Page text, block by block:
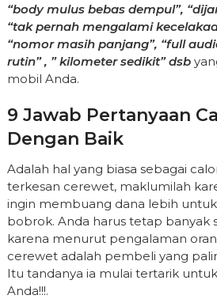
“body mulus bebas dempul”,
“tak pernah mengalami
“nomor masih panjang”, “full
rutin” , ” kilometer sedikit” dsb
mobil Anda.
9 Jawab Pertanyaan
Dengan Baik
Adalah hal yang biasa sebagai
terkesan cerewet, maklumilah
ingin membuang dana lebih
bobrok. Anda harus tetap banyak
karena menurut pengalaman
cerewet adalah pembeli yang
Itu tandanya ia mulai tertarik
Anda!!!.